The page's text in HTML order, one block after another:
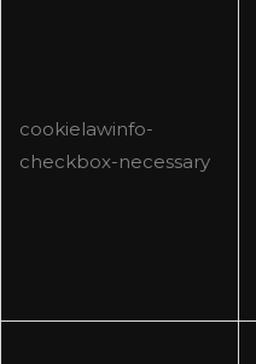
cookielawinfo-
checkbox-necessary